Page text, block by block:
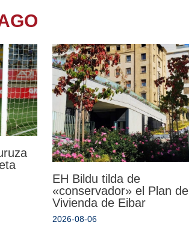
EH Bildu tilda de
«conservador» el Plan de
Vivienda de Eibar
2026-08-06